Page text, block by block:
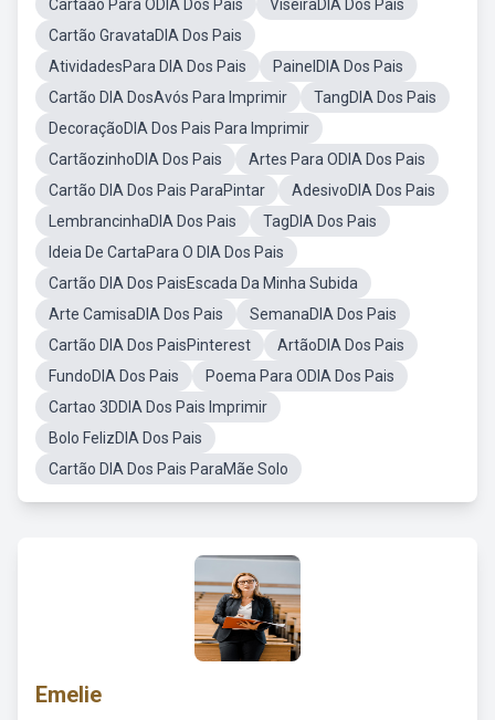
Cartaão Para ODIA Dos Pais
ViseiraDIA Dos Pais
Cartão GravataDIA Dos Pais
AtividadesPara DIA Dos Pais
PainelDIA Dos Pais
Cartão DIA DosAvós Para Imprimir
TangDIA Dos Pais
DecoraçãoDIA Dos Pais Para Imprimir
CartãozinhoDIA Dos Pais
Artes Para ODIA Dos Pais
Cartão DIA Dos Pais ParaPintar
AdesivoDIA Dos Pais
LembrancinhaDIA Dos Pais
TagDIA Dos Pais
Ideia De CartaPara O DIA Dos Pais
Cartão DIA Dos PaisEscada Da Minha Subida
Arte CamisaDIA Dos Pais
SemanaDIA Dos Pais
Cartão DIA Dos PaisPinterest
ArtãoDIA Dos Pais
FundoDIA Dos Pais
Poema Para ODIA Dos Pais
Cartao 3DDIA Dos Pais Imprimir
Bolo FelizDIA Dos Pais
Cartão DIA Dos Pais ParaMãe Solo
Emelie